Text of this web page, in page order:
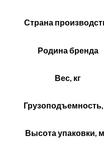
Страна
Родина бренда
Вес, кг
Грузоподъемность,
Высота упаковки,